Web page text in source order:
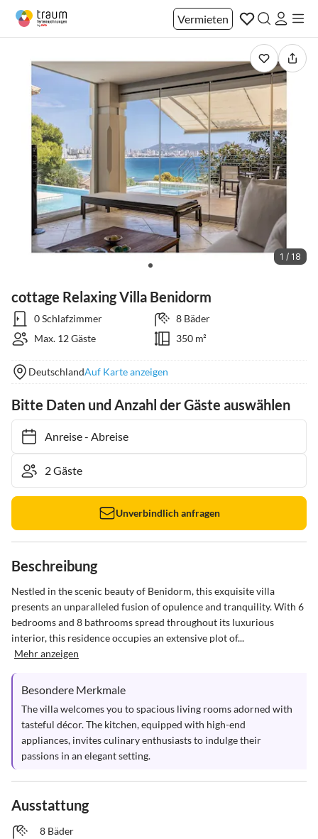
Vermieten
1 / 18
cottage Relaxing Villa Benidorm
0 Schlafzimmer
8 Bäder
Max. 12 Gäste
350 m²
DeutschlandAuf Karte anzeigen
Bitte Daten und Anzahl der Gäste auswählen
Anreise- Abreise
Unverbindlich anfragen
Beschreibung
Nestled in the scenic beauty of Benidorm, this exquisite villa
presents an unparalleled fusion of opulence and tranquility. With 6
bedrooms and 8 bathrooms spread throughout its luxurious
interior, this residence occupies an extensive plot of...
Mehr anzeigen
Besondere Merkmale
The villa welcomes you to spacious living rooms adorned with
tasteful décor. The kitchen, equipped with high-end
appliances, invites culinary enthusiasts to indulge their
passions in an elegant setting.
Ausstattung
8 Bäder